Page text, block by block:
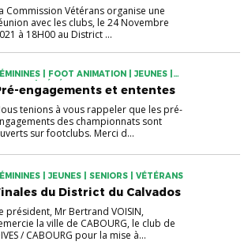
Commission Vétérans organise une
avec les clubs, le 24 Novembre
à 18H00 au District ...
| FOOT ANIMATION | JEUNES |
| VÉTÉRANS
engagements et ententes
tenions à vous rappeler que les pré-
des championnats sont
sur footclubs. Merci d...
| JEUNES | SENIORS | VÉTÉRANS
du District du Calvados
président, Mr Bertrand VOISIN,
la ville de CABOURG, le club de
/ CABOURG pour la mise à...